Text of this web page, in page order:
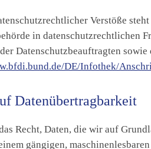
Verstöße
in datenschutzrechtlichen
Datenschutzbeauftragten
DE/Infothek/
Datenübertragbarkeit
Recht, Daten, die wir auf
gängigen,